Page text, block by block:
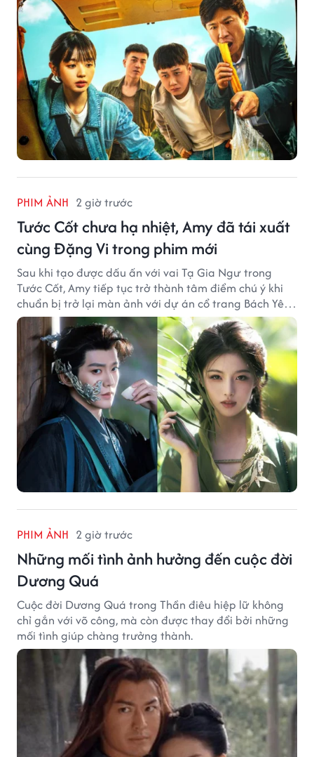
PHIM ẢNH 2 giờ trước
Tước Cốt chưa hạ nhiệt, Amy đã tái xuất
cùng Đặng Vi trong phim mới
Sau khi tạo được dấu ấn với vai Tạ Gia Ngư trong
Tước Cốt, Amy tiếp tục trở thành tâm điểm chú ý khi
chuẩn bị trở lại màn ảnh với dự án cổ trang Bách Yêu
Phổ.
PHIM ẢNH 2 giờ trước
Những mối tình ảnh hưởng đến cuộc đời
Dương Quá
Cuộc đời Dương Quá trong Thần điêu hiệp lữ không
chỉ gắn với võ công, mà còn được thay đổi bởi những
mối tình giúp chàng trưởng thành.